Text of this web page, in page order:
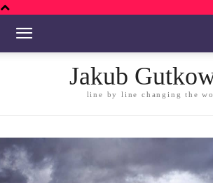
Jakub
line by line changing the